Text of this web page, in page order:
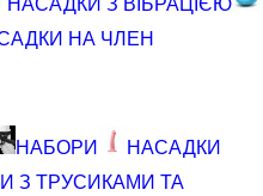
НА ЧЛЕН
НАБОРИ
НАСАДКИ
З ТРУСИКАМИ ТА